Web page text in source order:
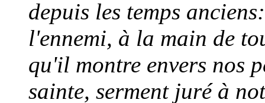
depuis les temps
l'ennemi, à la main de
qu'il montre envers nos
sainte, serment juré à